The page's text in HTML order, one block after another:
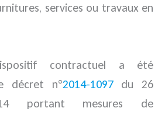
services ou travaux en
contractuel a été
décret n°2014-1097du 26
portant mesures de